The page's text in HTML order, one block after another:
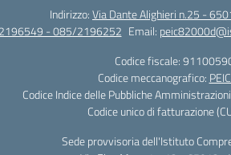
Indirizzo:Via Dante Alighieri n.25 -
- 085/2196252 Email:
Codice fiscale:
Codice meccanografico:
Codice Indice delle Pubbliche
Codice unico di fatturazione
Sede provvisoria dell'Istituto